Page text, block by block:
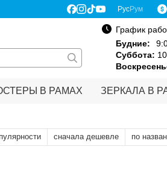
РусРум
График
Будние:
Суббота:
В РАМАХ ЗЕРКАЛА В
сначала дешевле по